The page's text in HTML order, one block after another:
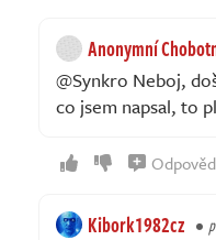
Anonymní
@Synkro Neboj,
co jsem napsal, to
Kibork1982cz